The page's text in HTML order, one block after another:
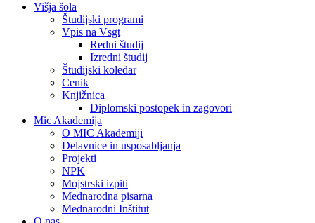
Višja šola
Študijski programi
Vpis na Vsgt
Redni študij
Izredni študij
Študijski koledar
Cenik
Knjižnica
Diplomski postopek in zagovori
Mic Akademija
O MIC Akademiji
Delavnice in usposabljanja
Projekti
NPK
Mojstrski izpiti
Mednarodna pisarna
Mednarodni Inštitut